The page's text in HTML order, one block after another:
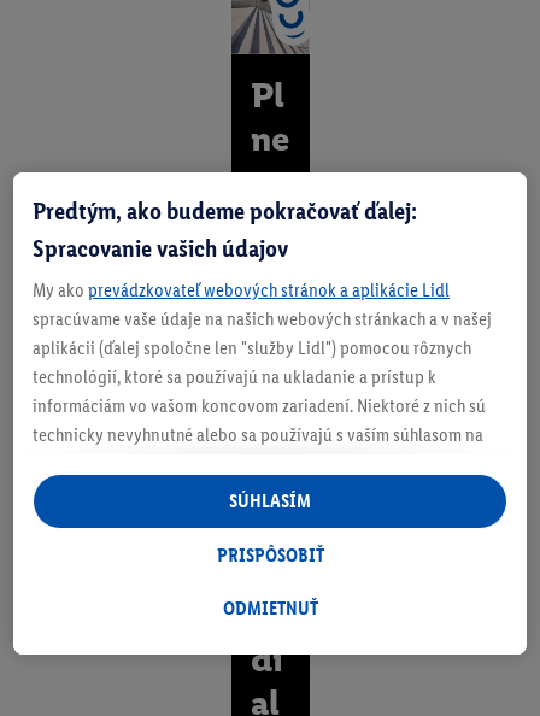
Pl
ne
vy
ba
ve
né
na
ak
úk
oľ
ve
k
vz
di
al
Predtým, ako budeme pokračovať ďalej:
Spracovanie vašich údajov
My ako prevádzkovateľ webových stránok a aplikácie Lidl
spracúvame vaše údaje na našich webových stránkach a v našej
aplikácii (ďalej spoločne len "služby Lidl") pomocou rôznych
technológií, ktoré sa používajú na ukladanie a prístup k
informáciám vo vašom koncovom zariadení. Niektoré z nich sú
technicky nevyhnutné alebo sa používajú s vaším súhlasom na
personalizovanú reklamu v rámci služieb Lidl aj mimo nich. Ak
ste účastníkom programu Lidl Plus, na tieto účely sa spracúvajú
aj údaje z vášho nákupného správania v obchode.
následne si vytvoríte účet Lidl Plus alebo sa prihlásite do svojho
tiež vytvoriť špeciálny online identifikátor z e-mailovej adresy,
ktorú tam uvediete, aby sme vás mohli rozpoznať v službách
ODMIETNUŤ
PRISPÔSOBIŤ
SÚHLASÍM